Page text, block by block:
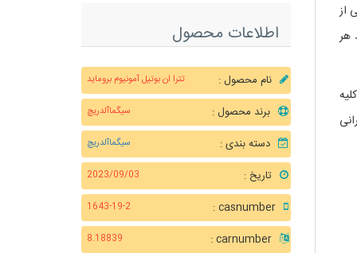
از
هر
اطلاعات محصول
نام محصول : تترا ان بوتیل آمونیوم بروماید
برند محصول : سیگماآلدریچ
دسته بندی : سیگماآلدریچ
تاریخ : 2023/09/03
casnumber :
1643-19-2
carnumber :
8.18839